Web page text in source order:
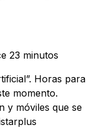
23 minutos
Horas para
momento.
y móviles que se